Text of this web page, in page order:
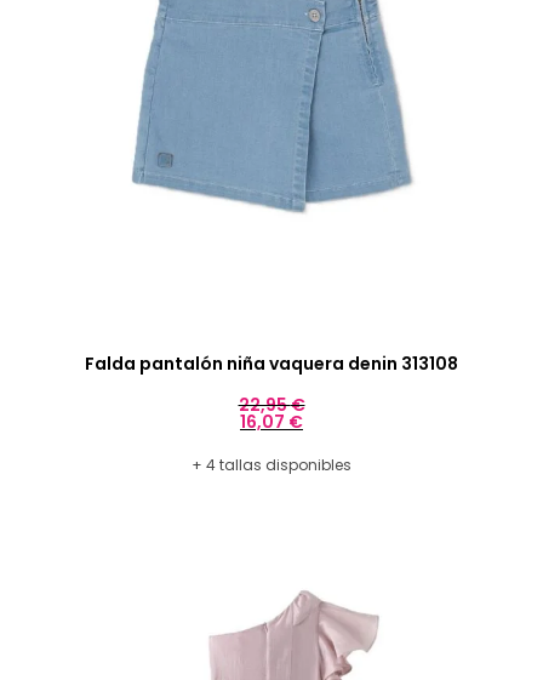
Falda pantalón niña vaquera denin 313108
22,95€
16,07 €
+ 4 tallas disponibles